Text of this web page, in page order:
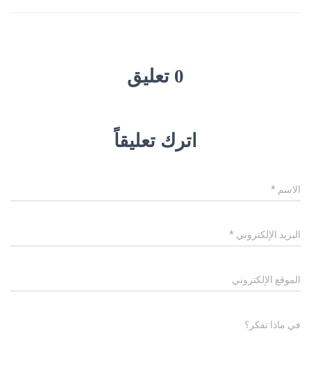
0 تعليق
اترك تعليقاً
الاسم *
البريد الإلكتروني *
الموقع الإلكتروني
في ماذا تفكر؟